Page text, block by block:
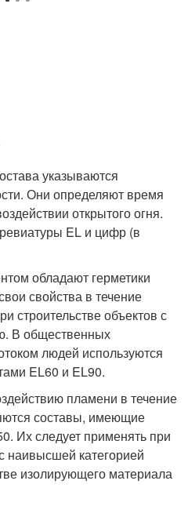
указываются
Они определяют время
открытого огня.
EL и цифр (в
обладают герметики
свойства в течение
строительстве объектов с
В общественных
людей используются
EL60 и EL90.
пламени в течение
составы, имеющие
Их следует применять при
наивысшей категорией
изолирующего материала